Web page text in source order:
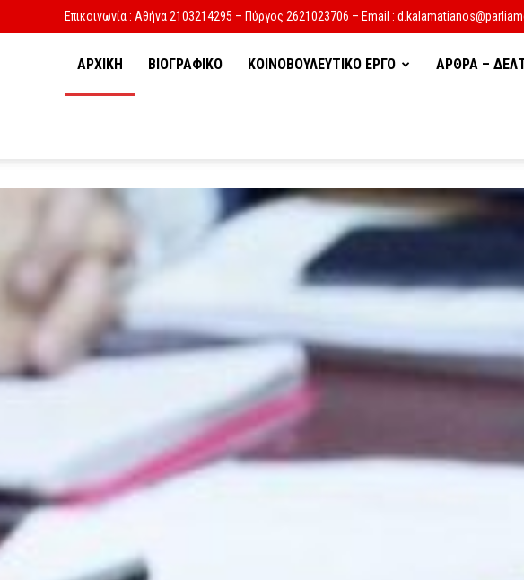
Επικοινωνία : Αθήνα 2103214295 – Πύργος 2621023706 – Email :
ΑΡΧΙΚΗ ΒΙΟΓΡΑΦΙΚΟ ΚΟΙΝΟΒΟΥΛΕΥΤΙΚΟ ΕΡΓΟ ΑΡΘΡΑ –